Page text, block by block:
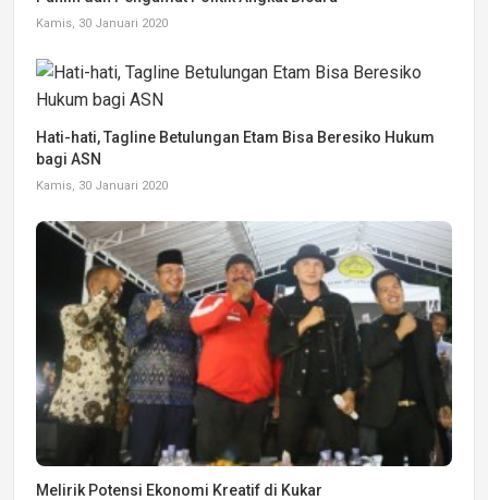
Kamis, 30 Januari 2020
Hati-hati, Tagline Betulungan Etam Bisa Beresiko Hukum
bagi ASN
Kamis, 30 Januari 2020
Melirik Potensi Ekonomi Kreatif di Kukar